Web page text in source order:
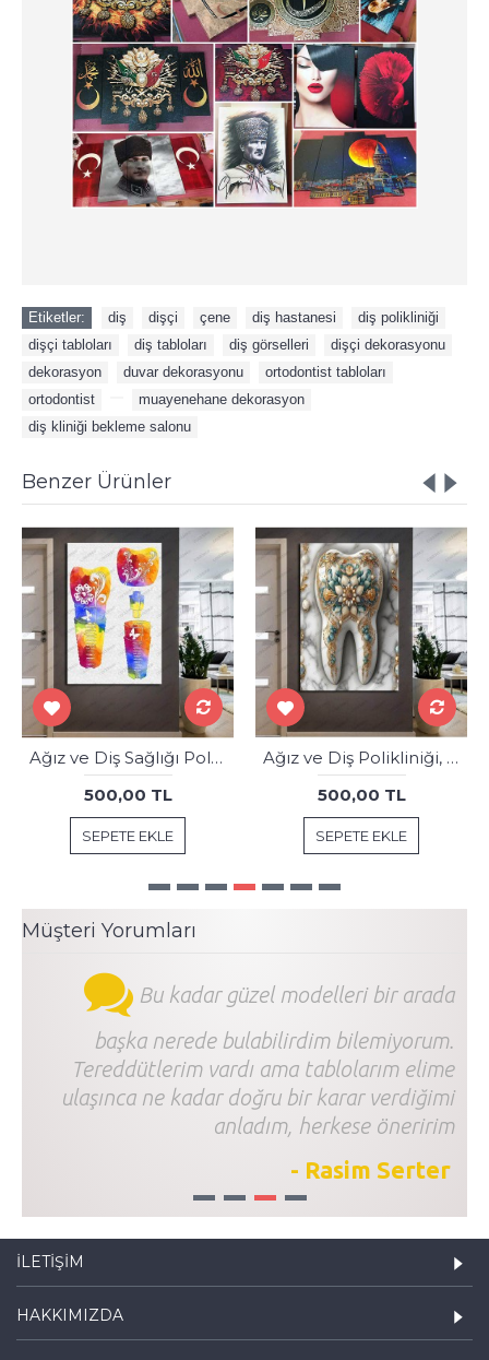
Etiketler: diş dişçi çene diş hastanesi diş polikliniği
dişçi tabloları
diş tabloları diş görselleri dişçi dekorasyonu
dekorasyon
duvar dekorasyonu ortodontist tabloları
ortodontist
muayenehane dekorasyon
diş kliniği bekleme salonu
Benzer Ürünler
Ağız ve Diş Sağlığı Polikliniği Tabloları Dekoratif Diş, Dekoratif Dişçi, Dişçi Dekorasyonu dsc-124
500,00 TL
SEPETE EKLE
Ağız ve Diş Polikliniği, Dişçi Tabloları Dekoratif Diş, Dekoratif Dişçi, Dişçi Dekorasyonu dsc417
500,00 TL
SEPETE EKLE
Müşteri Yorumları
Bu kadar güzel modelleri bir arada
başka nerede bulabilirdim bilemiyorum.
Tereddütlerim vardı ama tablolarım elime
ulaşınca ne kadar doğru bir karar verdiğimi
anladım, herkese öneririm
- Rasim Serter
1 2 3 4
İLETIŞIM
HAKKIMIZDA